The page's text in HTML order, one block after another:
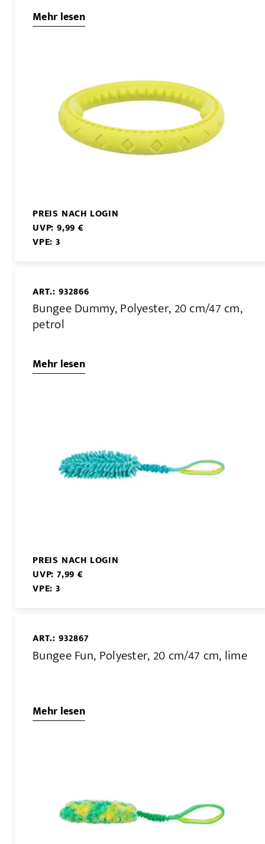
Mehr lesen
PREIS NACH LOGIN
UVP: 9,99 €
VPE: 3
ART.: 932866
Bungee Dummy, Polyester, 20 cm/47 cm,
petrol
Mehr lesen
PREIS NACH LOGIN
UVP: 7,99 €
VPE: 3
ART.: 932867
Bungee Fun, Polyester, 20 cm/47 cm, lime
Mehr lesen